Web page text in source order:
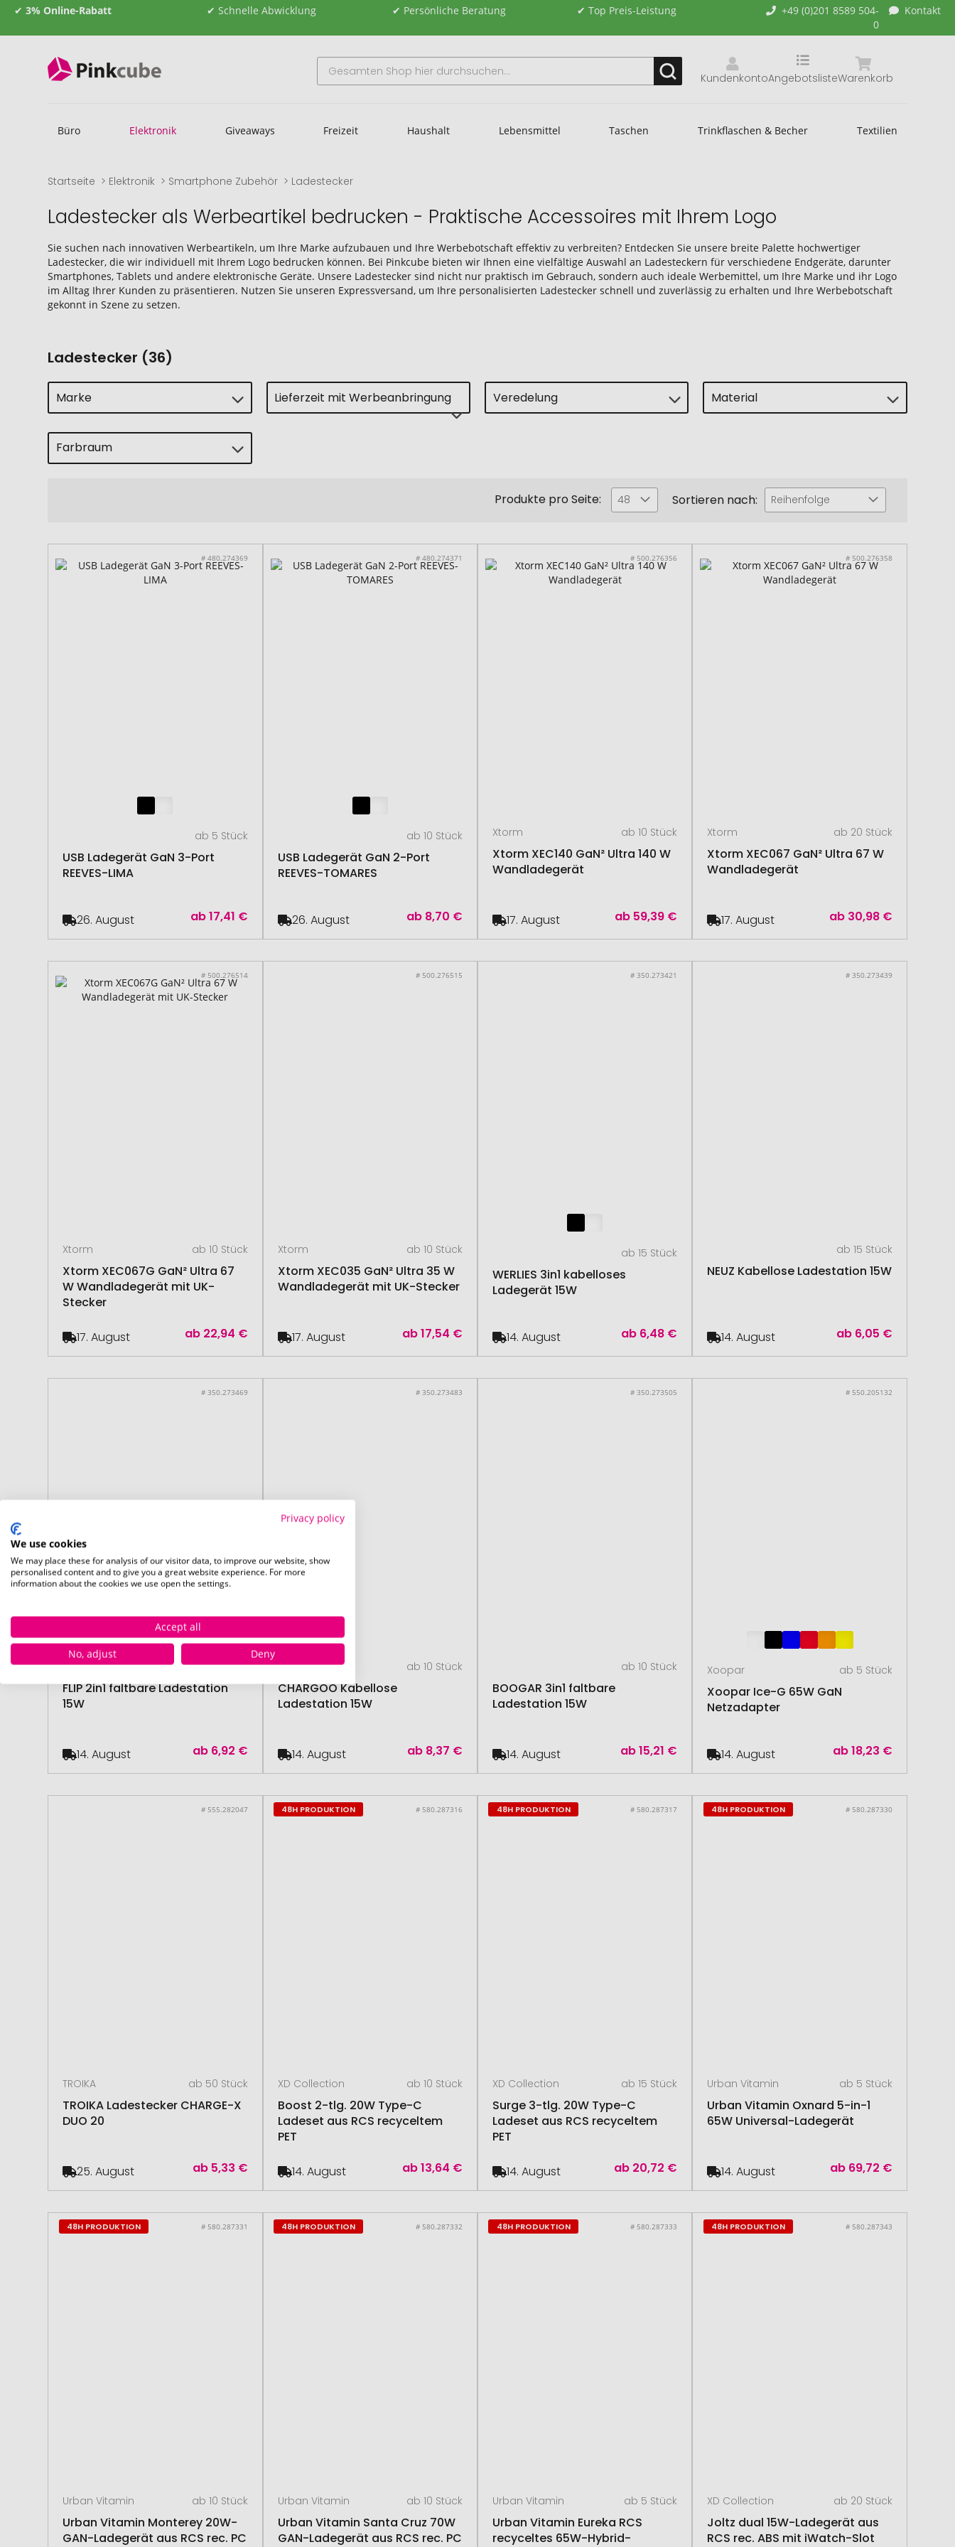
✔ 3% Online-Rabatt ✔ Schnelle Abwicklung ✔ Persönliche Beratung ✔ Top Preis-Leistung
+49 (0)201 8589 504-
0
Kontakt
Kundenkonto Warenkorb
Angebotsliste
Büro Elektronik Giveaways Freizeit Haushalt Lebensmittel Taschen Trinkflaschen & Becher Textilien
Startseite Elektronik Smartphone Zubehör Ladestecker
Ladestecker als Werbeartikel bedrucken - Praktische Accessoires mit Ihrem Logo
Sie suchen nach innovativen Werbeartikeln, um Ihre Marke aufzubauen und Ihre Werbebotschaft effektiv zu verbreiten? Entdecken Sie unsere breite Palette hochwertiger
Ladestecker, die wir individuell mit Ihrem Logo bedrucken können. Bei Pinkcube bieten wir Ihnen eine vielfältige Auswahl an Ladesteckern für verschiedene Endgeräte, darunter
Smartphones, Tablets und andere elektronische Geräte. Unsere Ladestecker sind nicht nur praktisch im Gebrauch, sondern auch ideale Werbemittel, um Ihre Marke und ihr Logo
im Alltag Ihrer Kunden zu präsentieren. Nutzen Sie unseren Expressversand, um Ihre personalisierten Ladestecker schnell und zuverlässig zu erhalten und Ihre Werbebotschaft
gekonnt in Szene zu setzen.
Ladestecker (36)
Marke Lieferzeit mit Werbeanbringung Veredelung Material
Farbraum
Produkte pro Seite: 48 Sortieren nach: Reihenfolge
# 480.274369
ab 5 Stück
USB Ladegerät GaN 3-Port
REEVES-LIMA
ab17,41 €
26. August
# 480.274371
ab 10 Stück
USB Ladegerät GaN 2-Port
REEVES-TOMARES
ab 8,70 €
26. August
# 500.276356
Xtorm ab 10 Stück
Xtorm XEC140 GaN² Ultra 140 W
Wandladegerät
ab 59,39 €
17. August
# 500.276358
Xtorm ab 20 Stück
Xtorm XEC067 GaN² Ultra 67 W
Wandladegerät
ab 30,98 €
17. August
# 500.276514
Xtorm ab 10 Stück
Xtorm XEC067G GaN² Ultra 67
W Wandladegerät mit UK-
Stecker
ab 22,94 €
17. August
# 500.276515
Xtorm ab 10 Stück
Xtorm XEC035 GaN² Ultra 35 W
Wandladegerät mit UK-Stecker
ab17,54 €
17. August
# 350.273421
ab 15 Stück
WERLIES 3in1 kabelloses
Ladegerät 15W
ab 6,48 €
14. August
# 350.273439
ab 15 Stück
NEUZ Kabellose Ladestation 15W
ab 6,05 €
14. August
# 350.273469
ab 15 Stück
FLIP 2in1 faltbare Ladestation
15W
ab 6,92 €
14. August
# 350.273483
ab 10 Stück
CHARGOO Kabellose
Ladestation 15W
ab 8,37 €
14. August
# 350.273505
ab 10 Stück
BOOGAR 3in1 faltbare
Ladestation 15W
ab15,21 €
14. August
# 550.205132
Xoopar ab 5 Stück
Xoopar Ice-G 65W GaN
Netzadapter
ab18,23 €
14. August
# 555.282047
TROIKA ab 50 Stück
TROIKA Ladestecker CHARGE-X
DUO 20
ab 5,33 €
25. August
48H PRODUKTION # 580.287316
XD Collection ab 10 Stück
Boost 2-tlg. 20W Type-C
Ladeset aus RCS recyceltem
PET
ab13,64 €
14. August
48H PRODUKTION # 580.287317
XD Collection ab 15 Stück
Surge 3-tlg. 20W Type-C
Ladeset aus RCS recyceltem
PET
ab 20,72 €
14. August
48H PRODUKTION # 580.287330
Urban Vitamin ab 5 Stück
Urban Vitamin Oxnard 5-in-1
65W Universal-Ladegerät
ab 69,72 €
14. August
48H PRODUKTION # 580.287331
Urban Vitamin ab 10 Stück
Urban Vitamin Monterey 20W-
GAN-Ladegerät aus RCS rec. PC
48H PRODUKTION # 580.287332
Urban Vitamin ab 10 Stück
Urban Vitamin Santa Cruz 70W
GAN-Ladegerät aus RCS rec. PC
48H PRODUKTION # 580.287333
Urban Vitamin ab 5 Stück
Urban Vitamin Eureka RCS
recyceltes 65W-Hybrid-
48H PRODUKTION # 580.287343
XD Collection ab 20 Stück
Joltz dual 15W-Ladegerät aus
RCS rec. ABS mit iWatch-Slot
Privacy policy
We use cookies
We may place these for analysis of our visitor data, to improve our website, show
personalised content and to give you a great website experience. For more
information about the cookies we use open the settings.
Accept all
No, adjust
Deny